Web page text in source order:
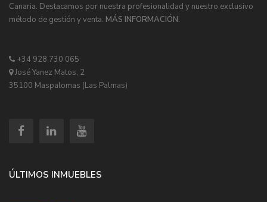
Canaria. Destacamos por nuestra profesionalidad y nuestro exclusivo
método de gestión y venta. MÁS INFORMACIÓN.
+34 928 730 065
José Yanez Matos, 2
35100 Maspalomas (Las Palmas)
ÚLTIMOS INMUEBLES